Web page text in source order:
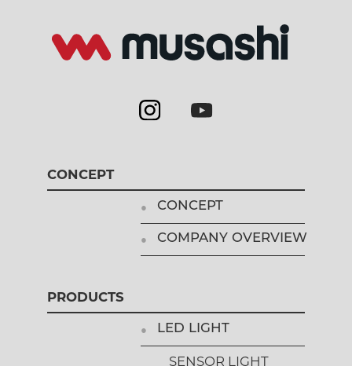
CONCEPT
CONCEPT
COMPANY OVERVIEW
PRODUCTS
LED LIGHT
SENSOR LIGHT